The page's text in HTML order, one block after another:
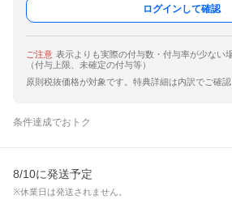
ログインして確認
ご注意 表示よりも実際の付与数・付与率が少ない
（付与上限、未確定の付与等）
原則税抜価格が対象です。特典詳細は内訳でご確認
条件達成でおトク
8/10に発送予定
※休業日は発送されません。